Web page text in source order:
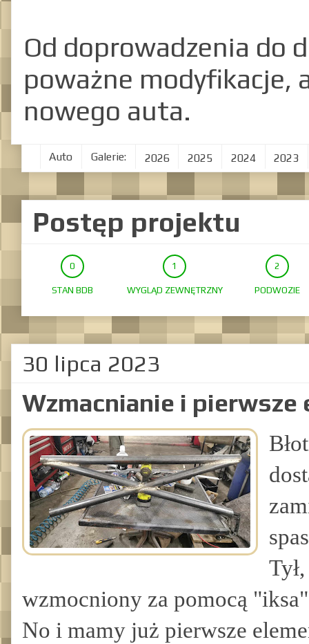
Od doprowadzenia do
poważne modyfikacje,
nowego auta.
Auto Galerie: 2026 2025 2024 2023
Postęp projektu
STAN BDB WYGLĄD ZEWNĘTRZNY PODWOZIE
30 lipca 2023
Wzmacnianie i pierwsze
wzmocniony za pomocą
No i mamy już pierwsze